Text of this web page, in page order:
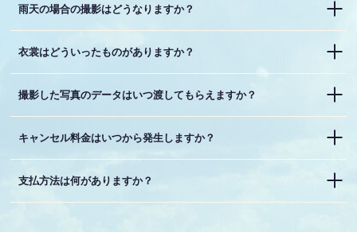
雨天の場合の撮影はどうなりますか？
衣裳はどういったものがありますか？
撮影した写真のデータはいつ渡してもらえますか？
キャンセル料金はいつから発生しますか？
支払方法は何がありますか？